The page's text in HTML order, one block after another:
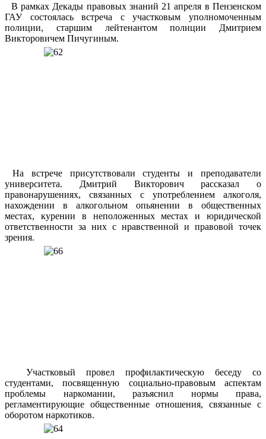
В рамках Декады правовых знаний 21 апреля в Пензенском
ГАУ состоялась встреча с участковым уполномоченным
полиции, старшим лейтенантом полиции Дмитрием
Викторовичем Пичугиным.
На встрече присутствовали студенты и преподаватели
университета. Дмитрий Викторович рассказал о
правонарушениях, связанных с употреблением алкоголя,
нахождении в алкогольном опьянении в общественных
местах, курении в неположенных местах и юридической
ответственности за них с нравственной и правовой точек
зрения.
Участковый провел профилактическую беседу со
студентами, посвященную социально-правовым аспектам
проблемы наркомании, разъяснил нормы права,
регламентирующие общественные отношения, связанные с
оборотом наркотиков.